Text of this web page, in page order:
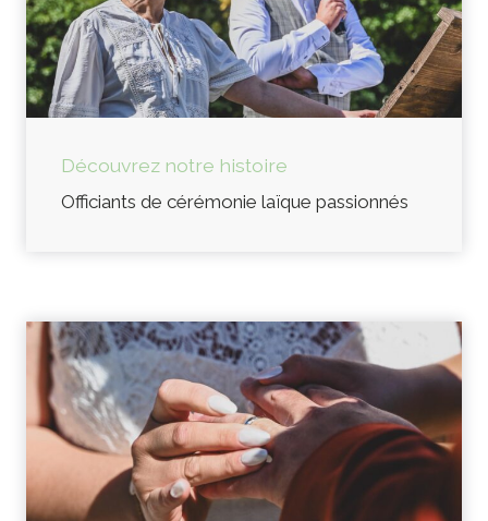
Découvrez notre histoire
Officiants de cérémonie laïque passionnés